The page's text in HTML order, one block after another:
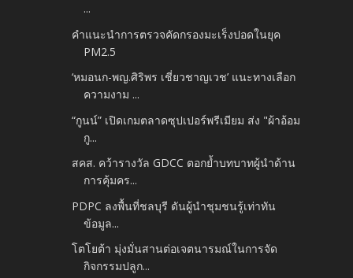
...
คำแนะนำการตรวจคัดกรองมะเร็งปอดในยุค
PM2.5
‘หมอนก-พญ.ศิริพร เชี่ยวชาญเวช’ แนะทางเลือก
ความงาม ...
“กูนน์” เปิดเกมตลาดซุปเปอร์พรีเมียม ส่ง "ผ้าอ้อม
กู...
สคส. คว้ารางวัล GDCC ตอกย้ำบทบาทผู้นำด้าน
การคุ้มคร...
PDPC ลงพื้นที่ชลบุรี ดันผู้นำชุมชนรู้เท่าทัน
ข้อมูล...
โตโยต้า มุ่งมั่นสานต่อเจตนารมณ์ในการจัด
กิจกรรมปลูก...